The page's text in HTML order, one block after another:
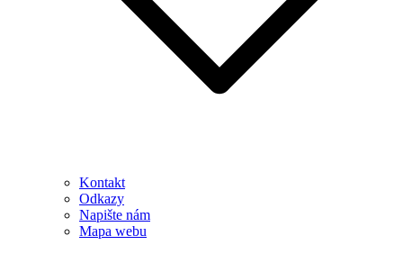
Kontakt
Odkazy
Napište nám
Mapa webu